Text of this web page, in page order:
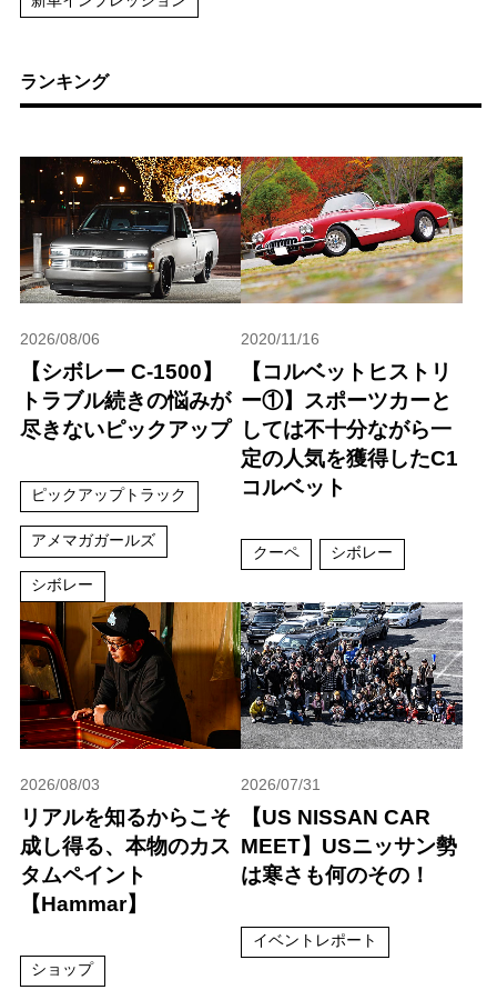
ランキング
2026/08/06
【シボレー C-1500】
トラブル続きの悩みが
尽きないピックアップ
ピックアップトラック
アメマガガールズ
シボレー
2020/11/16
【コルベットヒストリ
ー①】スポーツカーと
しては不十分ながら一
定の人気を獲得したC1
コルベット
クーペ シボレー
2026/08/03
リアルを知るからこそ
成し得る、本物のカス
タムペイント
【Hammar】
ショップ
2026/07/31
【US NISSAN CAR
MEET】USニッサン勢
は寒さも何のその！
イベントレポート